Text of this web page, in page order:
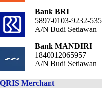
Bank BRI
5897-0103-9232-535
A/N Budi Setiawan
Bank MANDIRI
1840012065957
A/N Budi Setiawan
QRIS Merchant